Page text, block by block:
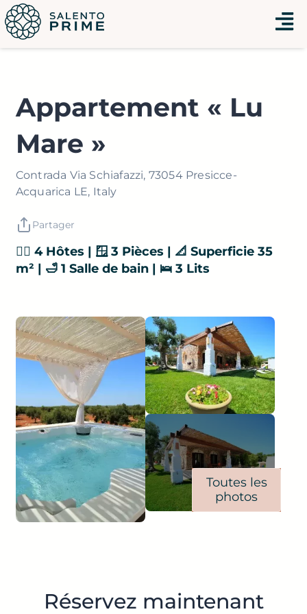
Aller
au
contenu
Menu
Appartement « Lu
Mare »
Contrada Via Schiafazzi, 73054 Presicce-
Acquarica LE, Italy
Partager
👯‍♂️ 4 Hôtes | 🪟 3 Pièces | 📐 Superficie 35
m² | 🛁 1 Salle de bain | 🛌 3 Lits
Toutes les
photos
Réservez maintenant